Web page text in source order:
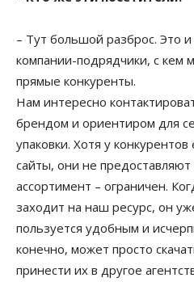
– Тут большой разброс. Это
компании-подрядчики, с кем
прямые конкуренты.
Нам интересно
брендом и ориентиром для
упаковки. Хотя у
сайты, они не
ассортимент – ограничен.
заходит на наш ресурс, он
пользуется удобным и
конечно, может просто
принести их в другое